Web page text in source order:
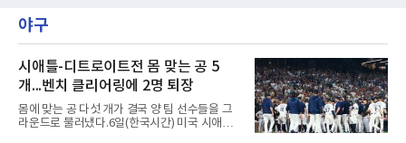
홀에서 경기하고 있다.
야구
시애틀-디트로이트전 몸 맞는 공 5
개...벤치 클리어링에 2명 퇴장
몸에 맞는 공 다섯 개가 결국 양 팀 선수들을 그
라운드로 불러냈다.6일(한국시간) 미국 시애틀